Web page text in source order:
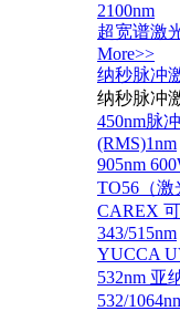
2100nm
超宽谱激
More>>
纳秒脉冲
纳秒脉冲
450nm脉
(RMS)1nm
905nm
TO56（激
CAREX
343/515nm
YUCCA
532nm 亚
532/